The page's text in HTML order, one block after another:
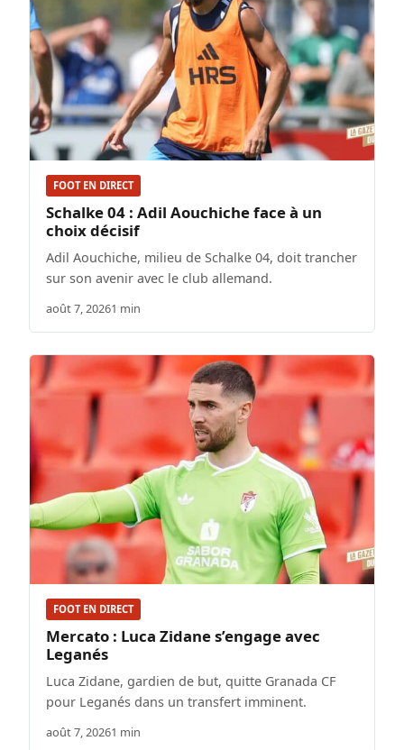
FOOT EN DIRECT
Schalke 04 : Adil Aouchiche face à un
choix décisif
Adil Aouchiche, milieu de Schalke 04, doit trancher
sur son avenir avec le club allemand.
août 7, 20261 min
FOOT EN DIRECT
Mercato : Luca Zidane s’engage avec
Leganés
Luca Zidane, gardien de but, quitte Granada CF
pour Leganés dans un transfert imminent.
août 7, 20261 min